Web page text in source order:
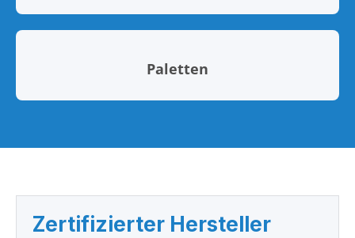
Paletten
Zertifizierter Hersteller